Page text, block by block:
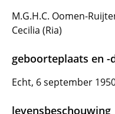
M.G.H.C. Oomen-
Cecilia (Ria)
geboorteplaats en -
Echt, 6 september
levensbeschouwing